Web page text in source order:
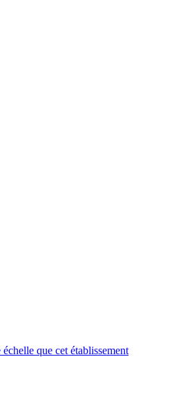
que cet établissement